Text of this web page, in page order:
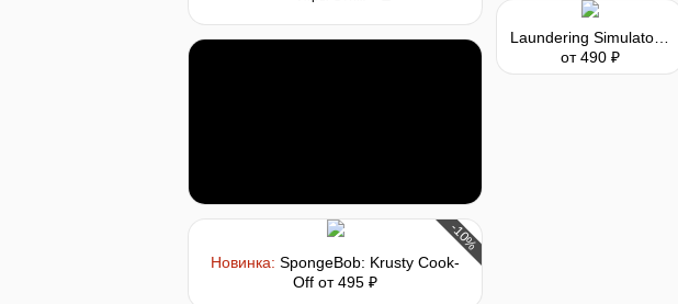
-10%
Новинка: SpongeBob: Krusty Cook-
Off от 495 ₽
Laundering Simulator - Clean Cash and Laundry
от 490 ₽